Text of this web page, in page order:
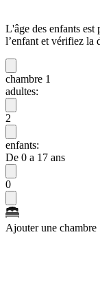
L'âge des enfants est
l’enfant et vérifiez la
chambre 1
adultes:
2
enfants:
De 0 a 17 ans
0
Ajouter une chambre